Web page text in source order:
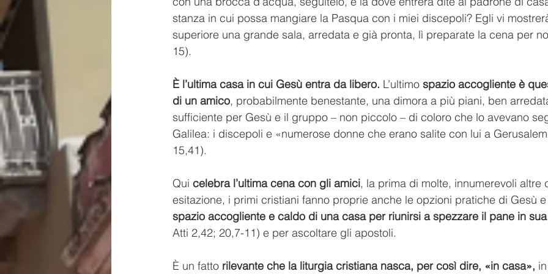
stanza in cui possa mangiare la Pasqua con i miei discepoli? Egli vi
superiore una grande sala, arredata e già pronta, lì preparate la cena per
15).
È l’ultima casa in cui Gesù entra da libero. L’ultimo spazio accogliente è
di un amico, probabilmente benestante, una dimora a più piani, ben
sufficiente per Gesù e il gruppo – non piccolo – di coloro che lo avevano
Galilea: i discepoli e «numerose donne che erano salite con lui a
15,41).
Qui celebra l’ultima cena con gli amici, la prima di molte, innumerevoli altre
esitazione, i primi cristiani fanno proprie anche le opzioni pratiche di Gesù
spazio accogliente e caldo di una casa per riunirsi a spezzare il pane in
Atti 2,42; 20,7-11) e per ascoltare gli apostoli.
È un fatto rilevante che la liturgia cristiana nasca, per così dire, «in casa»,